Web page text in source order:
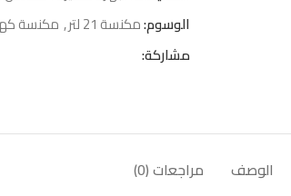
الوسوم:مكنسة 21 لتر , مكنسة
مشاركة:
الوصف مراجعات (0)